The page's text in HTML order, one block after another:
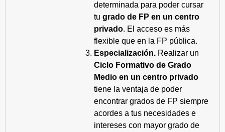
determinada para poder cursar
tu grado de FP en un centro
privado. El acceso es más
flexible que en la FP pública.
Especialización. Realizar un
Ciclo Formativo de Grado
Medio en un centro privado
tiene la ventaja de poder
encontrar grados de FP siempre
acordes a tus necesidades e
intereses con mayor grado de